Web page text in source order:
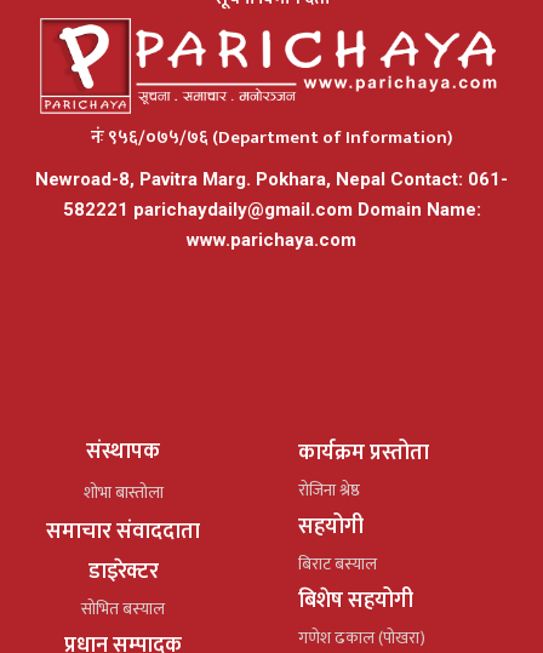
नंः ९५६/०७५/७६ (Department of Information)
Newroad-8, Pavitra Marg. Pokhara, Nepal Contact: 061-
582221 parichaydaily@gmail.comDomain Name:
www.parichaya.com
संस्थापक
शोभा बास्तोला
समाचार संवाददाता
डाइरेक्टर
सोभित बस्याल
प्रधान सम्पादक
कार्यक्रम प्रस्तोता
रोजिना श्रेष्ठ
सहयोगी
बिराट बस्याल
बिशेष सहयोगी
गणेश ढकाल (पोखरा)